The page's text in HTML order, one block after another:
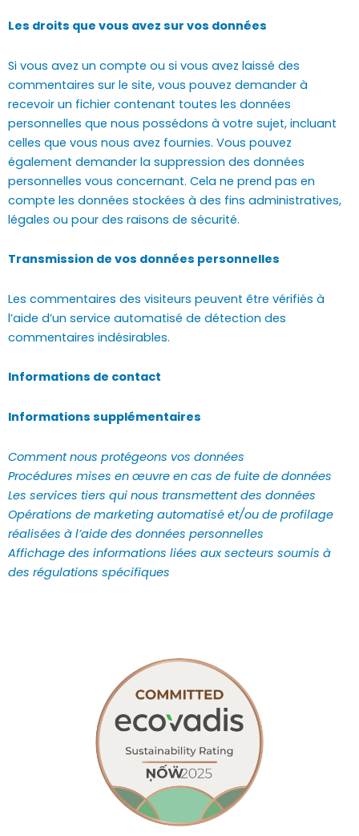
Les droits que vous avez sur vos données
Si vous avez un compte ou si vous avez laissé des
commentaires sur le site, vous pouvez demander à
recevoir un fichier contenant toutes les données
personnelles que nous possédons à votre sujet, incluant
celles que vous nous avez fournies. Vous pouvez
également demander la suppression des données
personnelles vous concernant. Cela ne prend pas en
compte les données stockées à des fins administratives,
légales ou pour des raisons de sécurité.
Transmission de vos données personnelles
Les commentaires des visiteurs peuvent être vérifiés à
l’aide d’un service automatisé de détection des
commentaires indésirables.
Informations de contact
Informations supplémentaires
Comment nous protégeons vos données
Procédures mises en œuvre en cas de fuite de données
Les services tiers qui nous transmettent des données
Opérations de marketing automatisé et/ou de profilage
réalisées à l’aide des données personnelles
Affichage des informations liées aux secteurs soumis à
des régulations spécifiques